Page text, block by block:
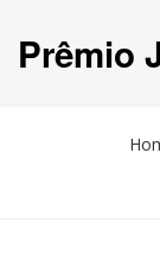
Prêmio